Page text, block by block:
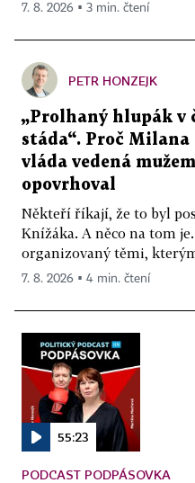
7. 8. 2026 ▪ 3 min. čtení
PETR HONZEJK
„Prolhaný hlupák v
stáda“. Proč
vláda vedená
opovrhoval
Někteří říkají, že to byl
Knížáka. A něco na tom
organizovaný těmi,
7. 8. 2026 ▪ 4 min. čtení
55:23
PODCAST PODPÁSOVKA